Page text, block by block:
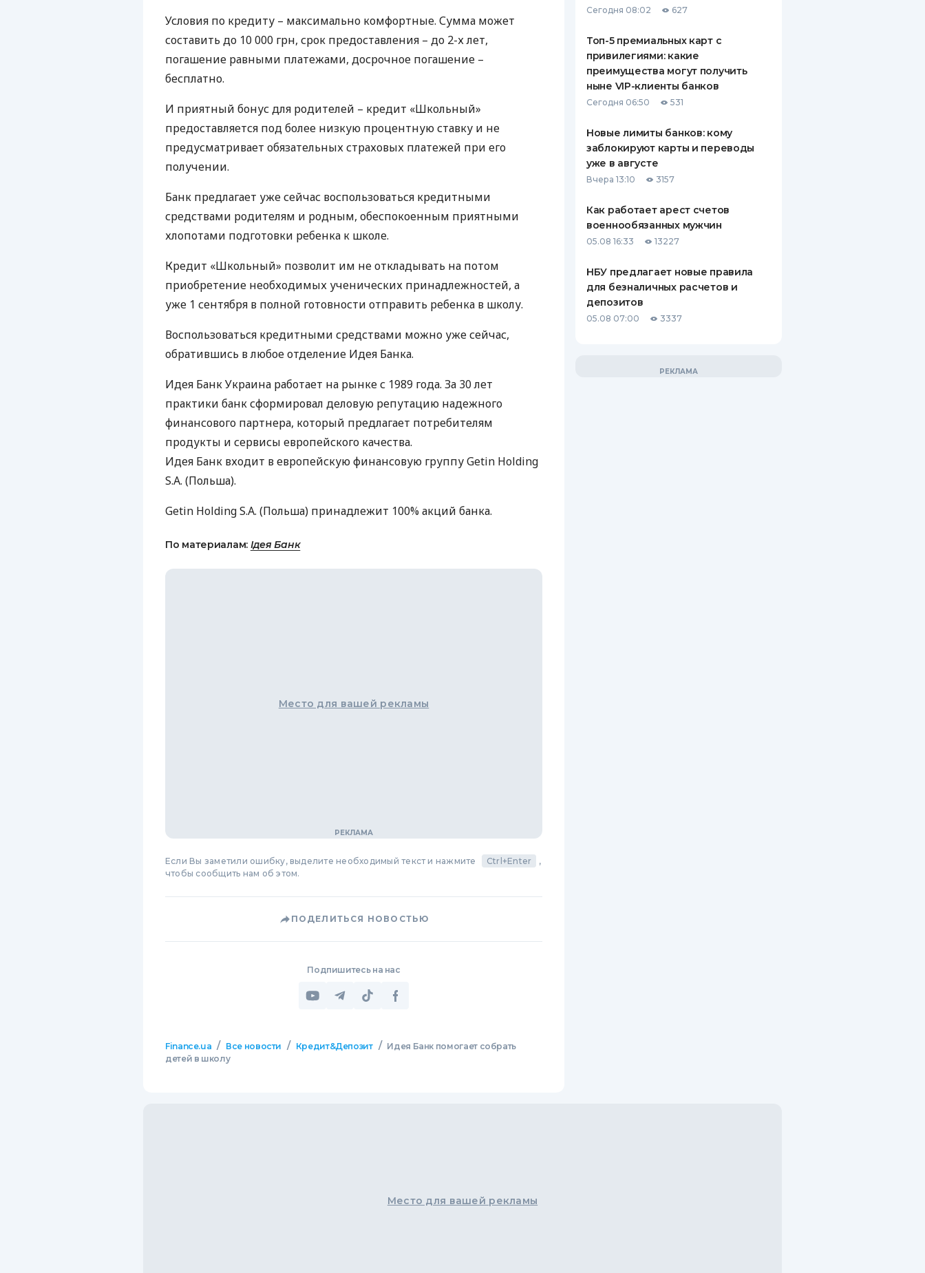
ЕЖЕМЕСЯЧНЫЙ ОБЗОР
ПУТЕВОДИТЕЛИ ПО
ВСЕ СТРАХОВЫЕ ПОЛИСЫ
СТРАХОВЫЕ КОМПАНИИ
КОМПАНИЯХ
КОНТАКТЫ
Условия по кредиту – максимально комфортные. Сумма может
составить до 10 000 грн, срок предоставления – до 2-х лет,
погашение равными платежами, досрочное погашение –
бесплатно.
И приятный бонус для родителей – кредит «Школьный»
предоставляется под более низкую процентную ставку и не
предусматривает обязательных страховых платежей при его
получении.
Банк предлагает уже сейчас воспользоваться кредитными
средствами родителям и родным, обеспокоенным приятными
хлопотами подготовки ребенка к школе.
Кредит «Школьный» позволит им не откладывать на потом
приобретение необходимых ученических принадлежностей, а
уже 1 сентября в полной готовности отправить ребенка в школу.
Воспользоваться кредитными средствами можно уже сейчас,
обратившись в любое отделение Идея Банка.
Идея Банк Украина работает на рынке с 1989 года. За 30 лет
практики банк сформировал деловую репутацию надежного
финансового партнера, который предлагает потребителям
продукты и сервисы европейского качества.
Идея Банк входит в европейскую финансовую группу Getin Holding
S.A. (Польша).
Getin Holding S.A. (Польша) принадлежит 100% акций банка.
По материалам: Ідея Банк
Место для вашей рекламы
Если Вы заметили ошибку, выделите необходимый текст и нажмите Ctrl+Enter
,
чтобы сообщить нам об этом.
ПОДЕЛИТЬСЯ НОВОСТЬЮ
Подпишитесь на нас
Finance.ua / Все новости / Кредит&Депозит / Идея Банк помогает собрать
детей в школу
Сегодня 08:02 627
Топ-5 премиальных карт с
привилегиями: какие
преимущества могут получить
ныне VIP-клиенты банков
Сегодня 06:50 531
Новые лимиты банков: кому
заблокируют карты и переводы
уже в августе
Вчера 13:10 3157
Как работает арест счетов
военнообязанных мужчин
05.08 16:33 13227
НБУ предлагает новые правила
для безналичных расчетов и
депозитов
05.08 07:00 3337
Место для вашей рекламы